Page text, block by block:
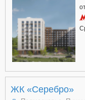
ЖК «Серебро»